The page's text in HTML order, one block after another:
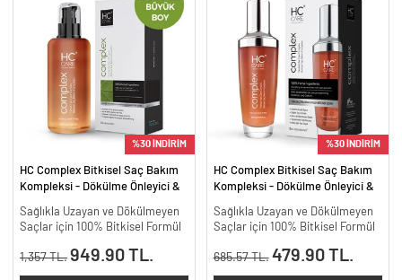
%30 İNDİRİM
HC Complex Bitkisel Saç Bakım
Kompleksi - Dökülme Önleyici &
200 ml.
Sağlıkla Uzayan ve Dökülmeyen
Saçlar için 100% Bitkisel Formül
1,357 TL. 949.90 TL.
%30 İNDİRİM
HC Complex Bitkisel Saç Bakım
Kompleksi - Dökülme Önleyici &
100 ml
Sağlıkla Uzayan ve Dökülmeyen
Saçlar için 100% Bitkisel Formül
685.57 TL. 479.90 TL.